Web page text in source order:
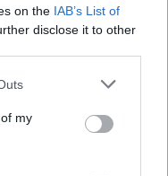
on the IAB’s List of
disclose it to other
my